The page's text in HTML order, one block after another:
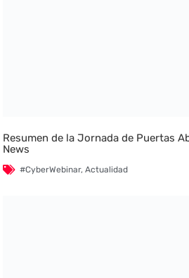
Resumen de la Jornada de Puertas
News
#CyberWebinar,Actualidad